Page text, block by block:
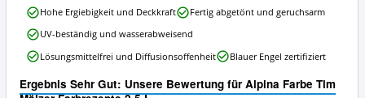
erhältlich?
Ergebnis Sehr Gut: Unsere Bewertung für Alpina Farbe Tim
Alpina
Farbe
Tim
Mälzer
Farbrezepte
2,5
Hohe Ergiebigkeit und Deckkraft
Fertig abgetönt und geruchsarm
UV-beständig und wasserabweisend
Lösungsmittelfrei und Diffusionsoffenheit
Blauer Engel zertifiziert